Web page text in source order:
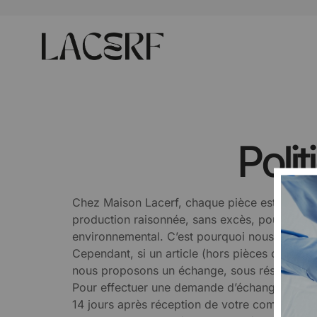
Chez Maison Lacerf, chaque pièce est
production raisonnée, sans excès, pour
environnemental. C’est pourquoi nous
Cependant, si un article (hors pièces
nous proposons un échange, sous réserve
Pour effectuer une demande d’échange,
14 jours après réception de votre commande.